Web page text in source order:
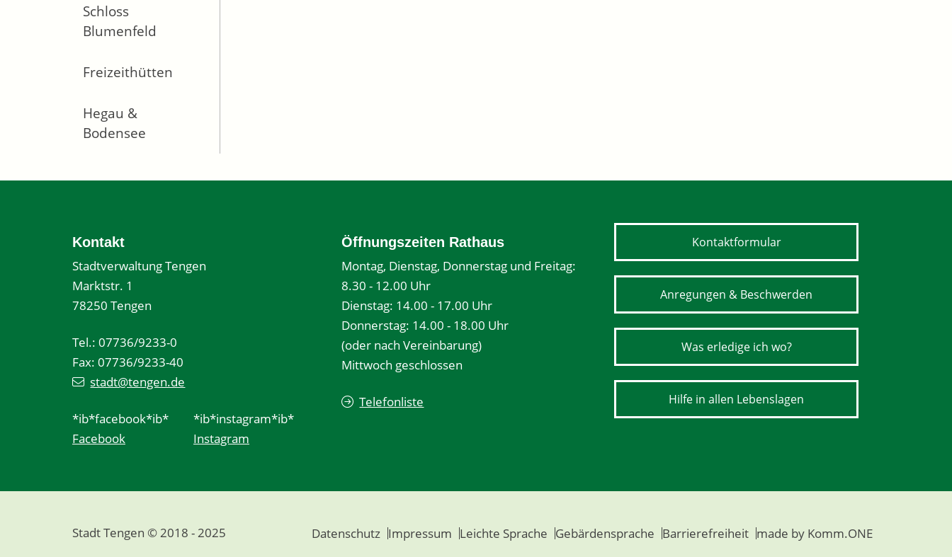
Schloss
Blumenfeld
Freizeithütten
Hegau &
Bodensee
Kontakt
Stadtverwaltung Tengen
Marktstr. 1
78250 Tengen
Tel.: 07736/9233-0
Fax: 07736/9233-40
stadt@tengen.de
*ib*facebook*ib*
Facebook
*ib*instagram*ib*
Instagram
Öffnungszeiten Rathaus
Montag, Dienstag, Donnerstag und Freitag:
8.30 - 12.00 Uhr
Dienstag: 14.00 - 17.00 Uhr
Donnerstag: 14.00 - 18.00 Uhr
(oder nach Vereinbarung)
Mittwoch geschlossen
Telefonliste
Kontaktformular
Anregungen & Beschwerden
Was erledige ich wo?
Hilfe in allen Lebenslagen
Stadt Tengen © 2018 - 2025 Datenschutz Impressum Leichte Sprache Gebärdensprache Barrierefreiheit made by Komm.ONE